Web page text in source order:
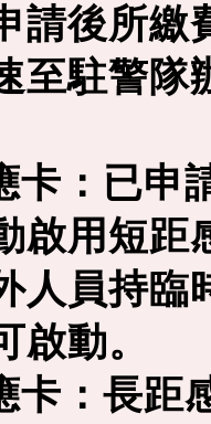
請後所
至駐警隊
卡：已申
啟用短距
人員持臨
動。
卡：長距